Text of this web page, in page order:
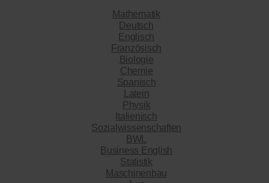
Mathematik
Deutsch
Englisch
Französisch
Biologie
Chemie
Spanisch
Latein
Physik
Italienisch
Sozialwissenschaften
BWL
Business English
Statistik
Maschinenbau